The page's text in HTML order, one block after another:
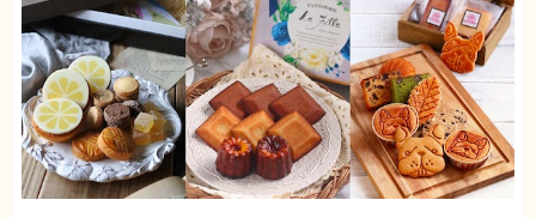
2.5
【コスパ】
高級スイーツなので、料金は高め。
といっても3千円くらいなので、買えないほどの価格
じゃないかな。
【お店の数】